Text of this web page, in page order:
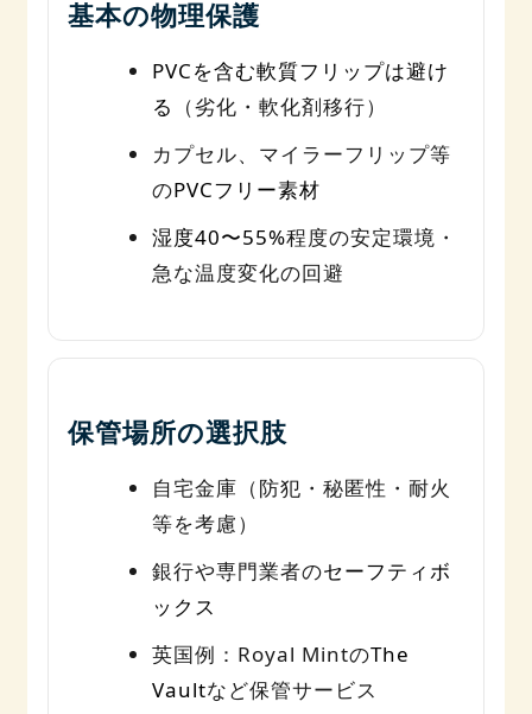
基本の物理保護
PVCを含む軟質フリップは避け
る
（劣化・軟化剤移行）
カプセル、マイラーフリップ等
のPVCフリー素材
湿度40〜55%程度の安定環境・
急な温度変化の回避
保管場所の選択肢
自宅金庫（防犯・秘匿性・耐火
等を考慮）
銀行や専門業者のセーフティボ
ックス
英国例：Royal MintのThe
Vaultなど保管サービス